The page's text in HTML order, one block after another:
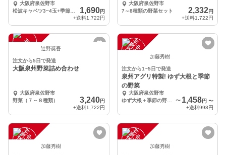
大阪府泉佐野市
1,690円
+送料1,722円
大阪府泉佐野市
7～8種類の野菜セット
2,332円
+送料1,722円
注
文
受
付
停
止 辻野奨吾
注文から5日で発送
大阪泉州野菜詰め合わせ
大阪府泉佐野市
野菜（７～８種類）
3,240円
+送料1,722円
注
文
受
付
停
止
中 加藤秀樹
注文から1~5日で発送
泉州アグリ特製! ゆず大根と季節
の野菜
大阪府泉佐野市
ゆず大根＋季節の野菜３~５種
〜 1,458円 〜
+送料998円
注
文
受
付
停
止
中 加藤秀樹
注
文
受
付
停
止
中 加藤秀樹